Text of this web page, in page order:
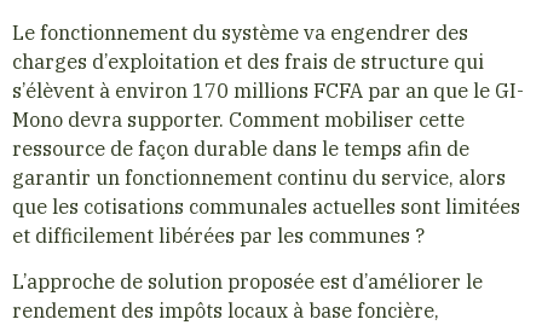
Le fonctionnement du système va engendrer des
charges d’exploitation et des frais de structure qui
s’élèvent à environ 170 millions FCFA par an que le GI-
Mono devra supporter. Comment mobiliser cette
ressource de façon durable dans le temps afin de
garantir un fonctionnement continu du service, alors
que les cotisations communales actuelles sont limitées
et difficilement libérées par les communes ?
L’approche de solution proposée est d’améliorer le
rendement des impôts locaux à base foncière,